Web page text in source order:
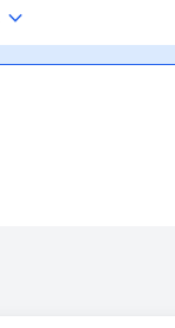
keyboard_arrow_down